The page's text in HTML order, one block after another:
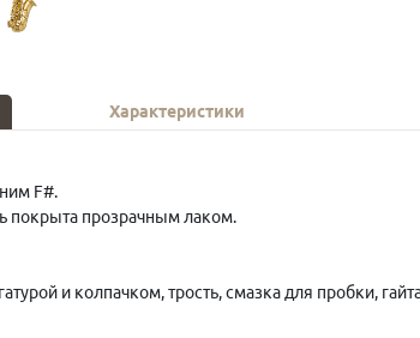
Характеристики
F#.
покрыта прозрачным лаком.
и колпачком, трость, смазка для пробки,